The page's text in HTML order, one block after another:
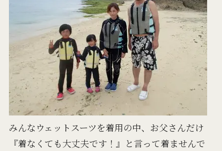
みんなウェットスーツを着用の中、お父さんだけ
『着なくても大丈夫です！』と言って着ませんで